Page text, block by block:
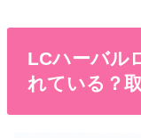
LCハーバル
れている？